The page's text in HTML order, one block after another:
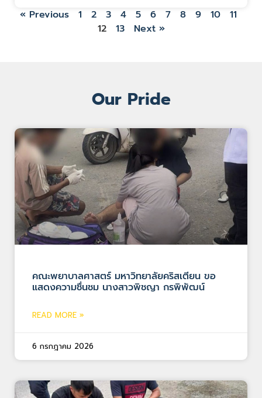
« Previous 1 2 3 4 5 6 7 8 9 10
11
12
13 Next »
Our Pride
คณะพยาบาลศาสตร์ มหาวิทยาลัยคริสเตียน ขอ
แสดงความชื่นชม นางสาวพิชญา กรพิพัฒน์
READ MORE »
6 กรกฎาคม 2026